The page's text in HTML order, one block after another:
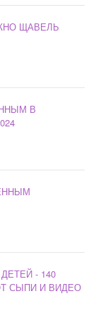
ЩАВЕЛЬ
В
- 140
СЫПИ И ВИДЕО